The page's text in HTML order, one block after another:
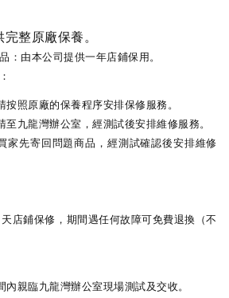
整原廠保養。
：由本公司提供一年店鋪保用。
按照原廠的保養程序安排保修服務。
至九龍灣辦公室，經測試後安排維修服務。
家先寄回問題商品，經測試確認後安排維修
店鋪保修，期間遇任何故障可免費退換（不
內親臨九龍灣辦公室現場測試及交收。